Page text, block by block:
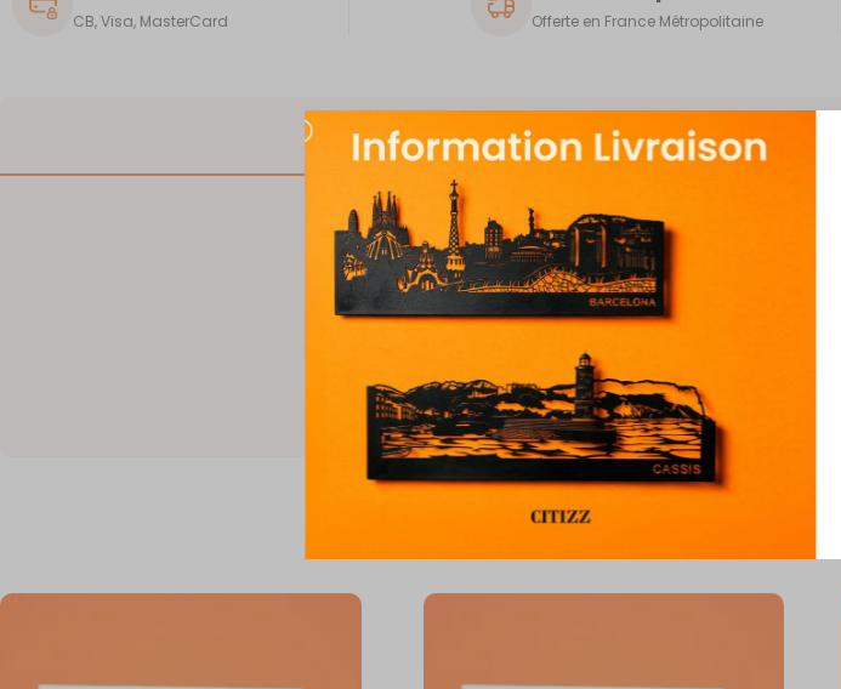
CB, Visa, MasterCard Offerte en France Métropolitaine
DESCRIPTION
Vous